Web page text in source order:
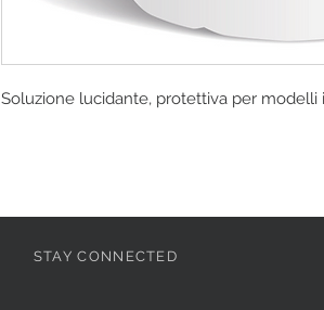
Soluzione lucidante, protettiva per modelli
STAY CONNECTED